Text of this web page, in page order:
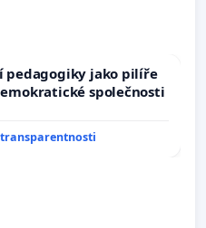
pedagogiky jako pilíře
společnosti